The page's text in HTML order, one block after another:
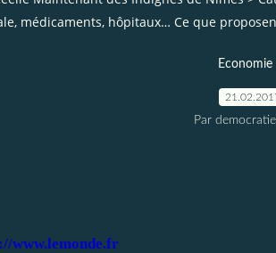
médicaments, hôpitaux… Ce que
Economie
Par
www.lemonde.fr